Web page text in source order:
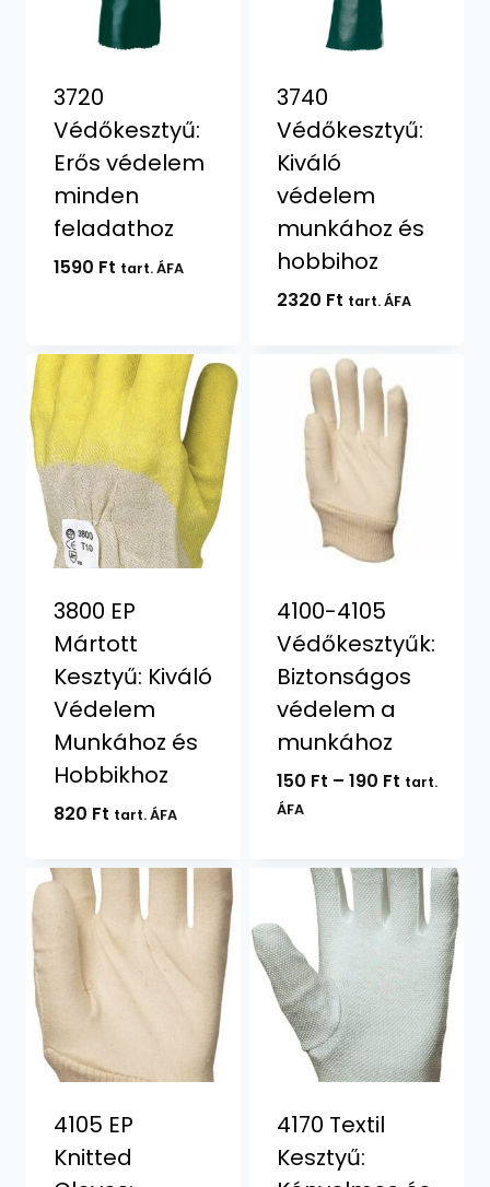
3720
Védőkesztyű:
Erős védelem
minden
feladathoz
1590 Ft tart. ÁFA
3740
Védőkesztyű:
Kiváló
védelem
munkához és
hobbihoz
2320 Ft tart. ÁFA
3800 EP
Mártott
Kesztyű: Kiváló
Védelem
Munkához és
Hobbikhoz
820 Ft tart. ÁFA
4100-4105
Védőkesztyűk:
Biztonságos
védelem a
munkához
150 Ft – 190 Ft
190 Ft
tart.
ÁFA
4105 EP
Knitted
4170 Textil
Kesztyű: